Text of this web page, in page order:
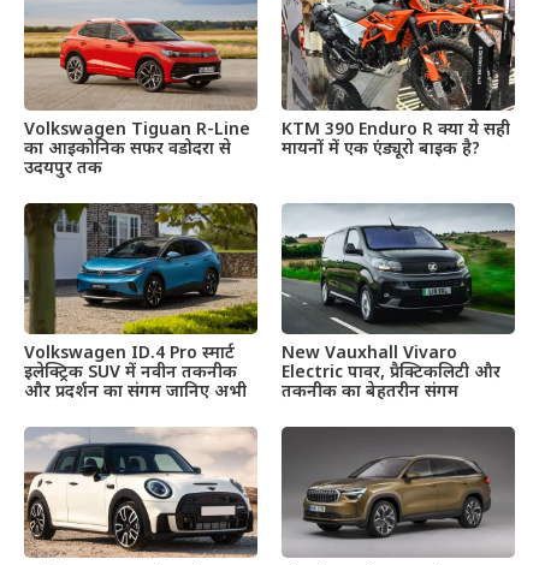
Volkswagen Tiguan R-Line
का आइकोनिक सफर वडोदरा से
उदयपुर तक
KTM 390 Enduro R क्या ये सही
मायनों में एक एंड्यूरो बाइक है?
Volkswagen ID.4 Pro स्मार्ट
इलेक्ट्रिक SUV में नवीन तकनीक
और प्रदर्शन का संगम जानिए अभी
New Vauxhall Vivaro
Electric पावर, प्रैक्टिकलिटी और
तकनीक का बेहतरीन संगम